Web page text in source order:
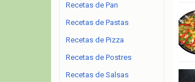
Recetas de Pan
Recetas de Pastas
Recetas de Pizza
Recetas de Postres
Recetas de Salsas